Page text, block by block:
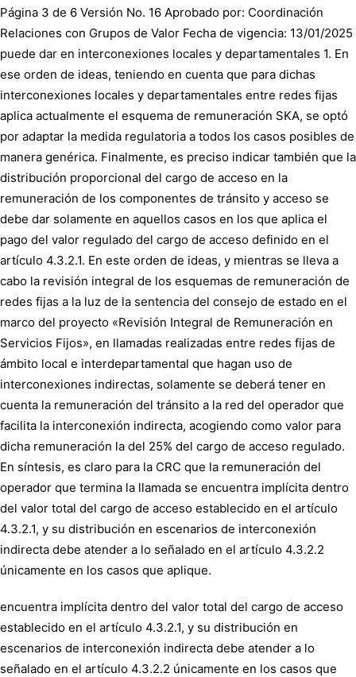
Página 3 de 6 Versión No. 16 Aprobado por: Coordinación
Relaciones con Grupos de Valor Fecha de vigencia: 13/01/2025
puede dar en interconexiones locales y departamentales 1. En
ese orden de ideas, teniendo en cuenta que para dichas
interconexiones locales y departamentales entre redes fijas
aplica actualmente el esquema de remuneración SKA, se optó
por adaptar la medida regulatoria a todos los casos posibles de
manera genérica. Finalmente, es preciso indicar también que la
distribución proporcional del cargo de acceso en la
remuneración de los componentes de tránsito y acceso se
debe dar solamente en aquellos casos en los que aplica el
pago del valor regulado del cargo de acceso definido en el
artículo 4.3.2.1. En este orden de ideas, y mientras se lleva a
cabo la revisión integral de los esquemas de remuneración de
redes fijas a la luz de la sentencia del consejo de estado en el
marco del proyecto «Revisión Integral de Remuneración en
Servicios Fijos», en llamadas realizadas entre redes fijas de
ámbito local e interdepartamental que hagan uso de
interconexiones indirectas, solamente se deberá tener en
cuenta la remuneración del tránsito a la red del operador que
facilita la interconexión indirecta, acogiendo como valor para
dicha remuneración la del 25% del cargo de acceso regulado.
En síntesis, es claro para la CRC que la remuneración del
operador que termina la llamada se encuentra implícita dentro
del valor total del cargo de acceso establecido en el artículo
4.3.2.1, y su distribución en escenarios de interconexión
indirecta debe atender a lo señalado en el artículo 4.3.2.2
únicamente en los casos que aplique.
encuentra implícita dentro del valor total del cargo de acceso
establecido en el artículo 4.3.2.1, y su distribución en
escenarios de interconexión indirecta debe atender a lo
señalado en el artículo 4.3.2.2 únicamente en los casos que